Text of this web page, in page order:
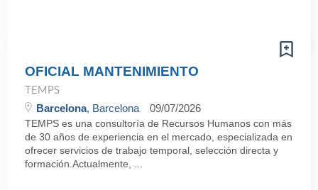
OFICIAL MANTENIMIENTO
TEMPS
Barcelona, Barcelona 09/07/2026
TEMPS es una consultoría de Recursos Humanos con más
de 30 años de experiencia en el mercado, especializada en
ofrecer servicios de trabajo temporal, selección directa y
formación.Actualmente, ...